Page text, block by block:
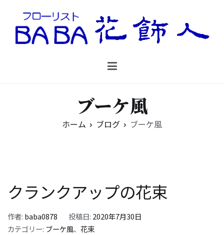
ブーケ風
ホーム ブログ ブーケ風
クランクアップの花束
作者: baba0878 投稿日: 2020年7月30日
カテゴリー: ブーケ風、 花束